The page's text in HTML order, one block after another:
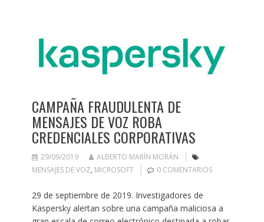
CAMPAÑA FRAUDULENTA DE
MENSAJES DE VOZ ROBA
CREDENCIALES CORPORATIVAS
29/09/2019
ALBERTO MARÍN MORÁN
MENSAJES DE VOZ, MICROSOFT 0 COMENTARIOS
29 de septiembre de 2019. Investigadores de
Kaspersky alertan sobre una campaña maliciosa a